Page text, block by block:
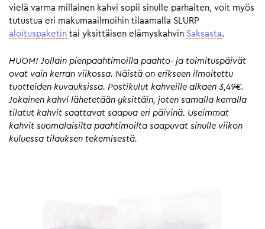
vielä varma millainen kahvi sopii sinulle parhaiten, voit myös
tutustua eri makumaailmoihin tilaamalla SLURP
aloituspaketin tai yksittäisen elämyskahvin Saksasta.
HUOM! Jollain pienpaahtimoilla paahto- ja toimituspäivät
ovat vain kerran viikossa. Näistä on erikseen ilmoitettu
tuotteiden kuvauksissa. Postikulut kahveille alkaen 3,49€.
Jokainen kahvi lähetetään yksittäin, joten samalla kerralla
tilatut kahvit saattavat saapua eri päivinä. Useimmat
kahvit suomalaisilta paahtimoilta saapuvat sinulle viikon
kuluessa tilauksen tekemisestä.